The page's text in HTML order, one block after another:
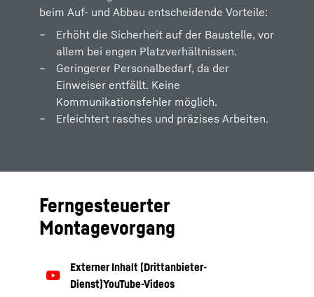
beim Auf- und Abbau entscheidende Vorteile:
Erhöht die Sicherheit auf der Baustelle, vor
allem bei engen Platzverhältnissen.
Geringerer Personalbedarf, da der
Einweiser entfällt. Keine
Kommunikationsfehler möglich.
Erleichtert rasches und präzises Arbeiten.
Ferngesteuerter
Montagevorgang